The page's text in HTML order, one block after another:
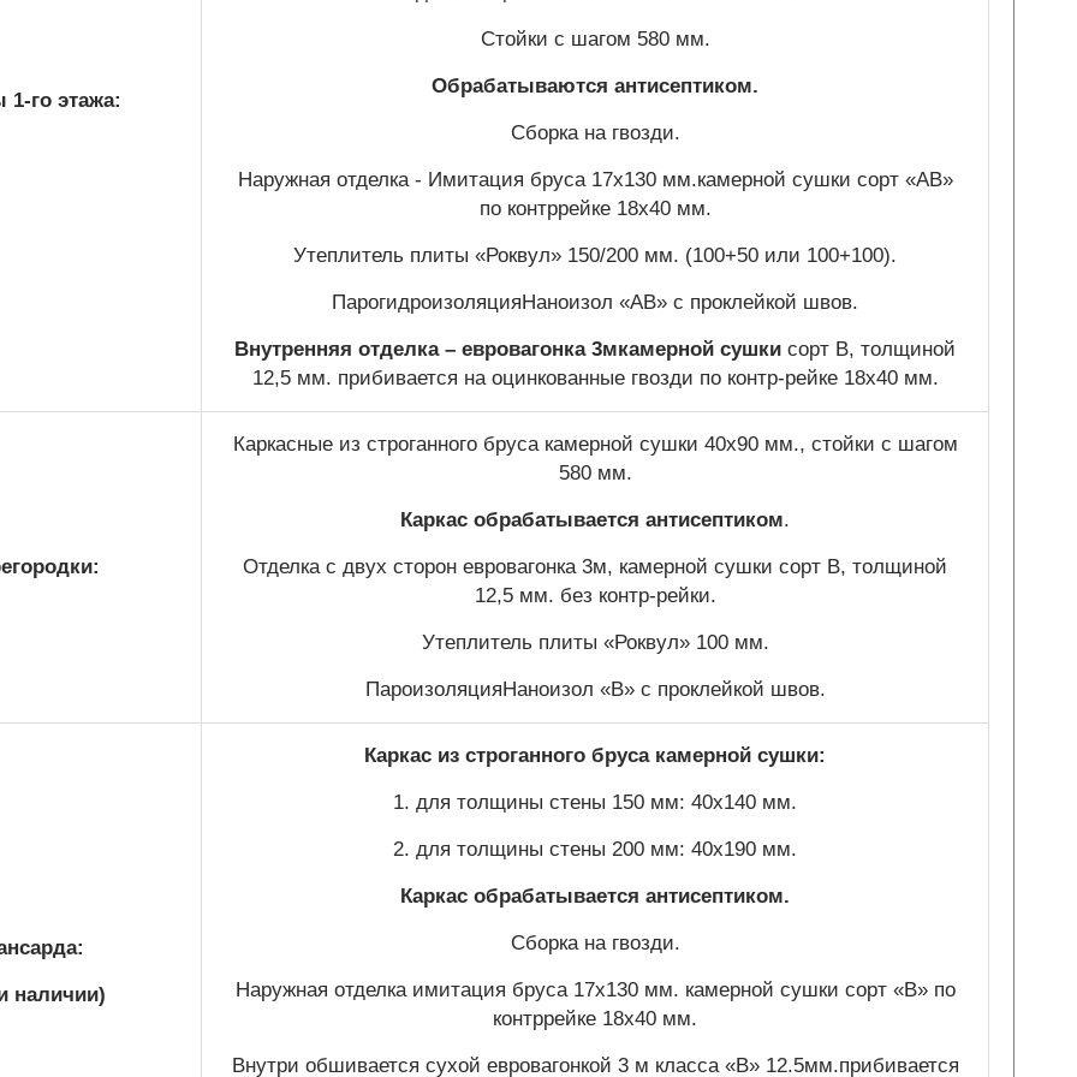
1-го этажа:
Стойки с шагом 580 мм.
Обрабатываются антисептиком.
Сборка на гвозди.
Наружная отделка - Имитация бруса 17х130 мм.камерной сушки сорт «АВ»
по контррейке 18х40 мм.
Утеплитель плиты «Роквул» 150/200 мм. (100+50 или 100+100).
ПарогидроизоляцияНаноизол «АВ» с проклейкой швов.
Внутренняя отделка – евровагонка 3мкамерной сушки сорт В, толщиной
12,5 мм. прибивается на оцинкованные гвозди по контр-рейке 18х40 мм.
Каркасные из строганного бруса камерной сушки 40х90 мм., стойки с шагом
580 мм.
Каркас обрабатывается антисептиком.
Отделка с двух сторон евровагонка 3м, камерной сушки сорт В, толщиной
12,5 мм. без контр-рейки.
Утеплитель плиты «Роквул» 100 мм.
ПароизоляцияНаноизол «В» с проклейкой швов.
наличии)
Каркас из строганного бруса камерной сушки:
1. для толщины стены 150 мм: 40х140 мм.
2. для толщины стены 200 мм: 40х190 мм.
Каркас обрабатывается антисептиком.
Сборка на гвозди.
Наружная отделка имитация бруса 17х130 мм. камерной сушки сорт «В» по
контррейке 18х40 мм.
Внутри обшивается сухой евровагонкой 3 м класса «В» 12.5мм.прибивается